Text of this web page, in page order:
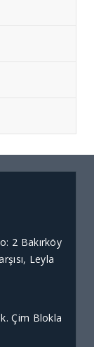
2 Bakırköy
Leyla
Çim Blokla